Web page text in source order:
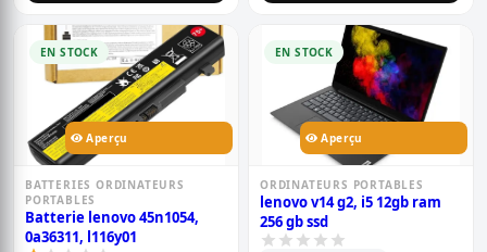
EN STOCK
Aperçu
BATTERIES ORDINATEURS
PORTABLES
Batterie lenovo 45n1054,
0a36311, l116y01
EN STOCK
Aperçu
ORDINATEURS PORTABLES
lenovo v14 g2, i5 12gb ram
256 gb ssd